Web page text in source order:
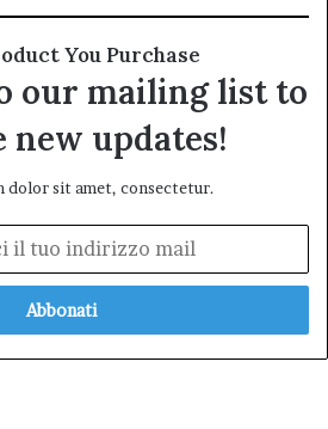
You Purchase
our mailing list to
new updates!
dolor sit amet, consectetur.